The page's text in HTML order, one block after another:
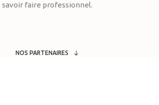
savoir faire professionnel.
NOS PARTENAIRES